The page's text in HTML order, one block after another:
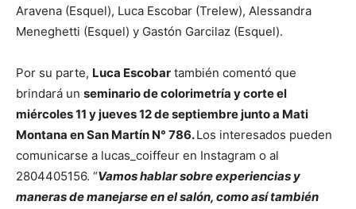
Aravena (Esquel), Luca Escobar (Trelew), Alessandra
Meneghetti (Esquel) y Gastón Garcilaz (Esquel).
Por su parte, Luca Escobar también comentó que
brindará un seminario de colorimetría y corte el
miércoles 11 y jueves 12 de septiembre junto a Mati
Montana en San Martín N° 786.Los interesados pueden
comunicarse a lucas_coiffeur en Instagram o al
2804405156. “Vamos hablar sobre experiencias y
maneras de manejarse en el salón, como así también